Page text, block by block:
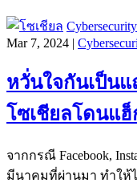
Cybersecurity
Mar 7, 2024 |
หวั่นใจกันเป็น
โซเชียลโดนแฮ็
จากกรณี Facebook,
มีนาคมที่ผ่านมา ทำให้